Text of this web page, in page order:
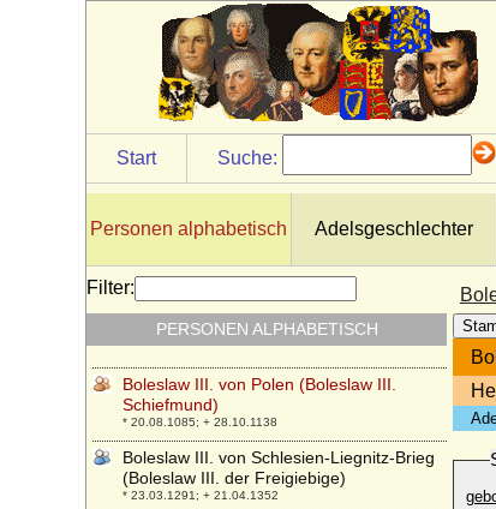
Start Suche:
Personen alphabetisch Adelsgeschlechter
Filter:
PERSONEN ALPHABETISCH
Boleslaw I. der Lange von Niederschlesien
* 1127; + 08.12.1201
Boleslaw I. der Tapfere von Polen
(Boleslaw I. Chrobry)
* 967; + 17.06.1025
Boleslaw I. von Schlesien-Teschen
* nach 1363; + 06.05.1431
Boleslaw II. der Kühne von Polen
Boleslaw II. von Schlesien (Boleslaw II.
* um 1217; + 1278
Boleslaw II. von Schlesien-Teschen
(Boleslaus II. von Teschen)
* um 1425; + 08.10.1452
Boleslaw III. von Polen (Boleslaw III.
Schiefmund)
* 20.08.1085; + 28.10.1138
Boleslaw III. von Schlesien-Liegnitz-Brieg
(Boleslaw III. der Freigiebige)
* 23.03.1291; + 21.04.1352